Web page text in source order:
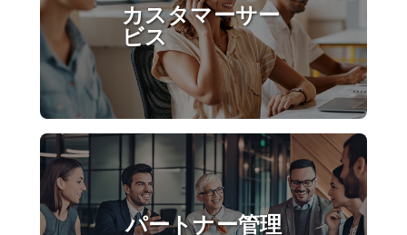
カスタマーサー
ビス
パートナー管理